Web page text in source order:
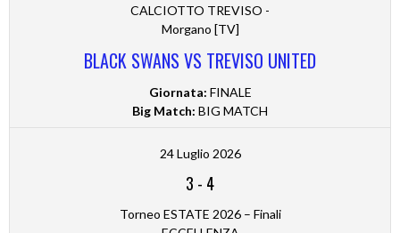
CALCIOTTO TREVISO -
Morgano [TV]
BLACK SWANS VS TREVISO UNITED
Giornata: FINALE
Big Match: BIG MATCH
24 Luglio 2026
3 - 4
Torneo ESTATE 2026 – Finali